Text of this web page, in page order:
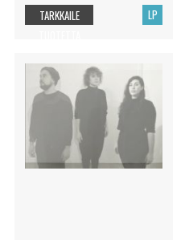
LP
TARKKAILE